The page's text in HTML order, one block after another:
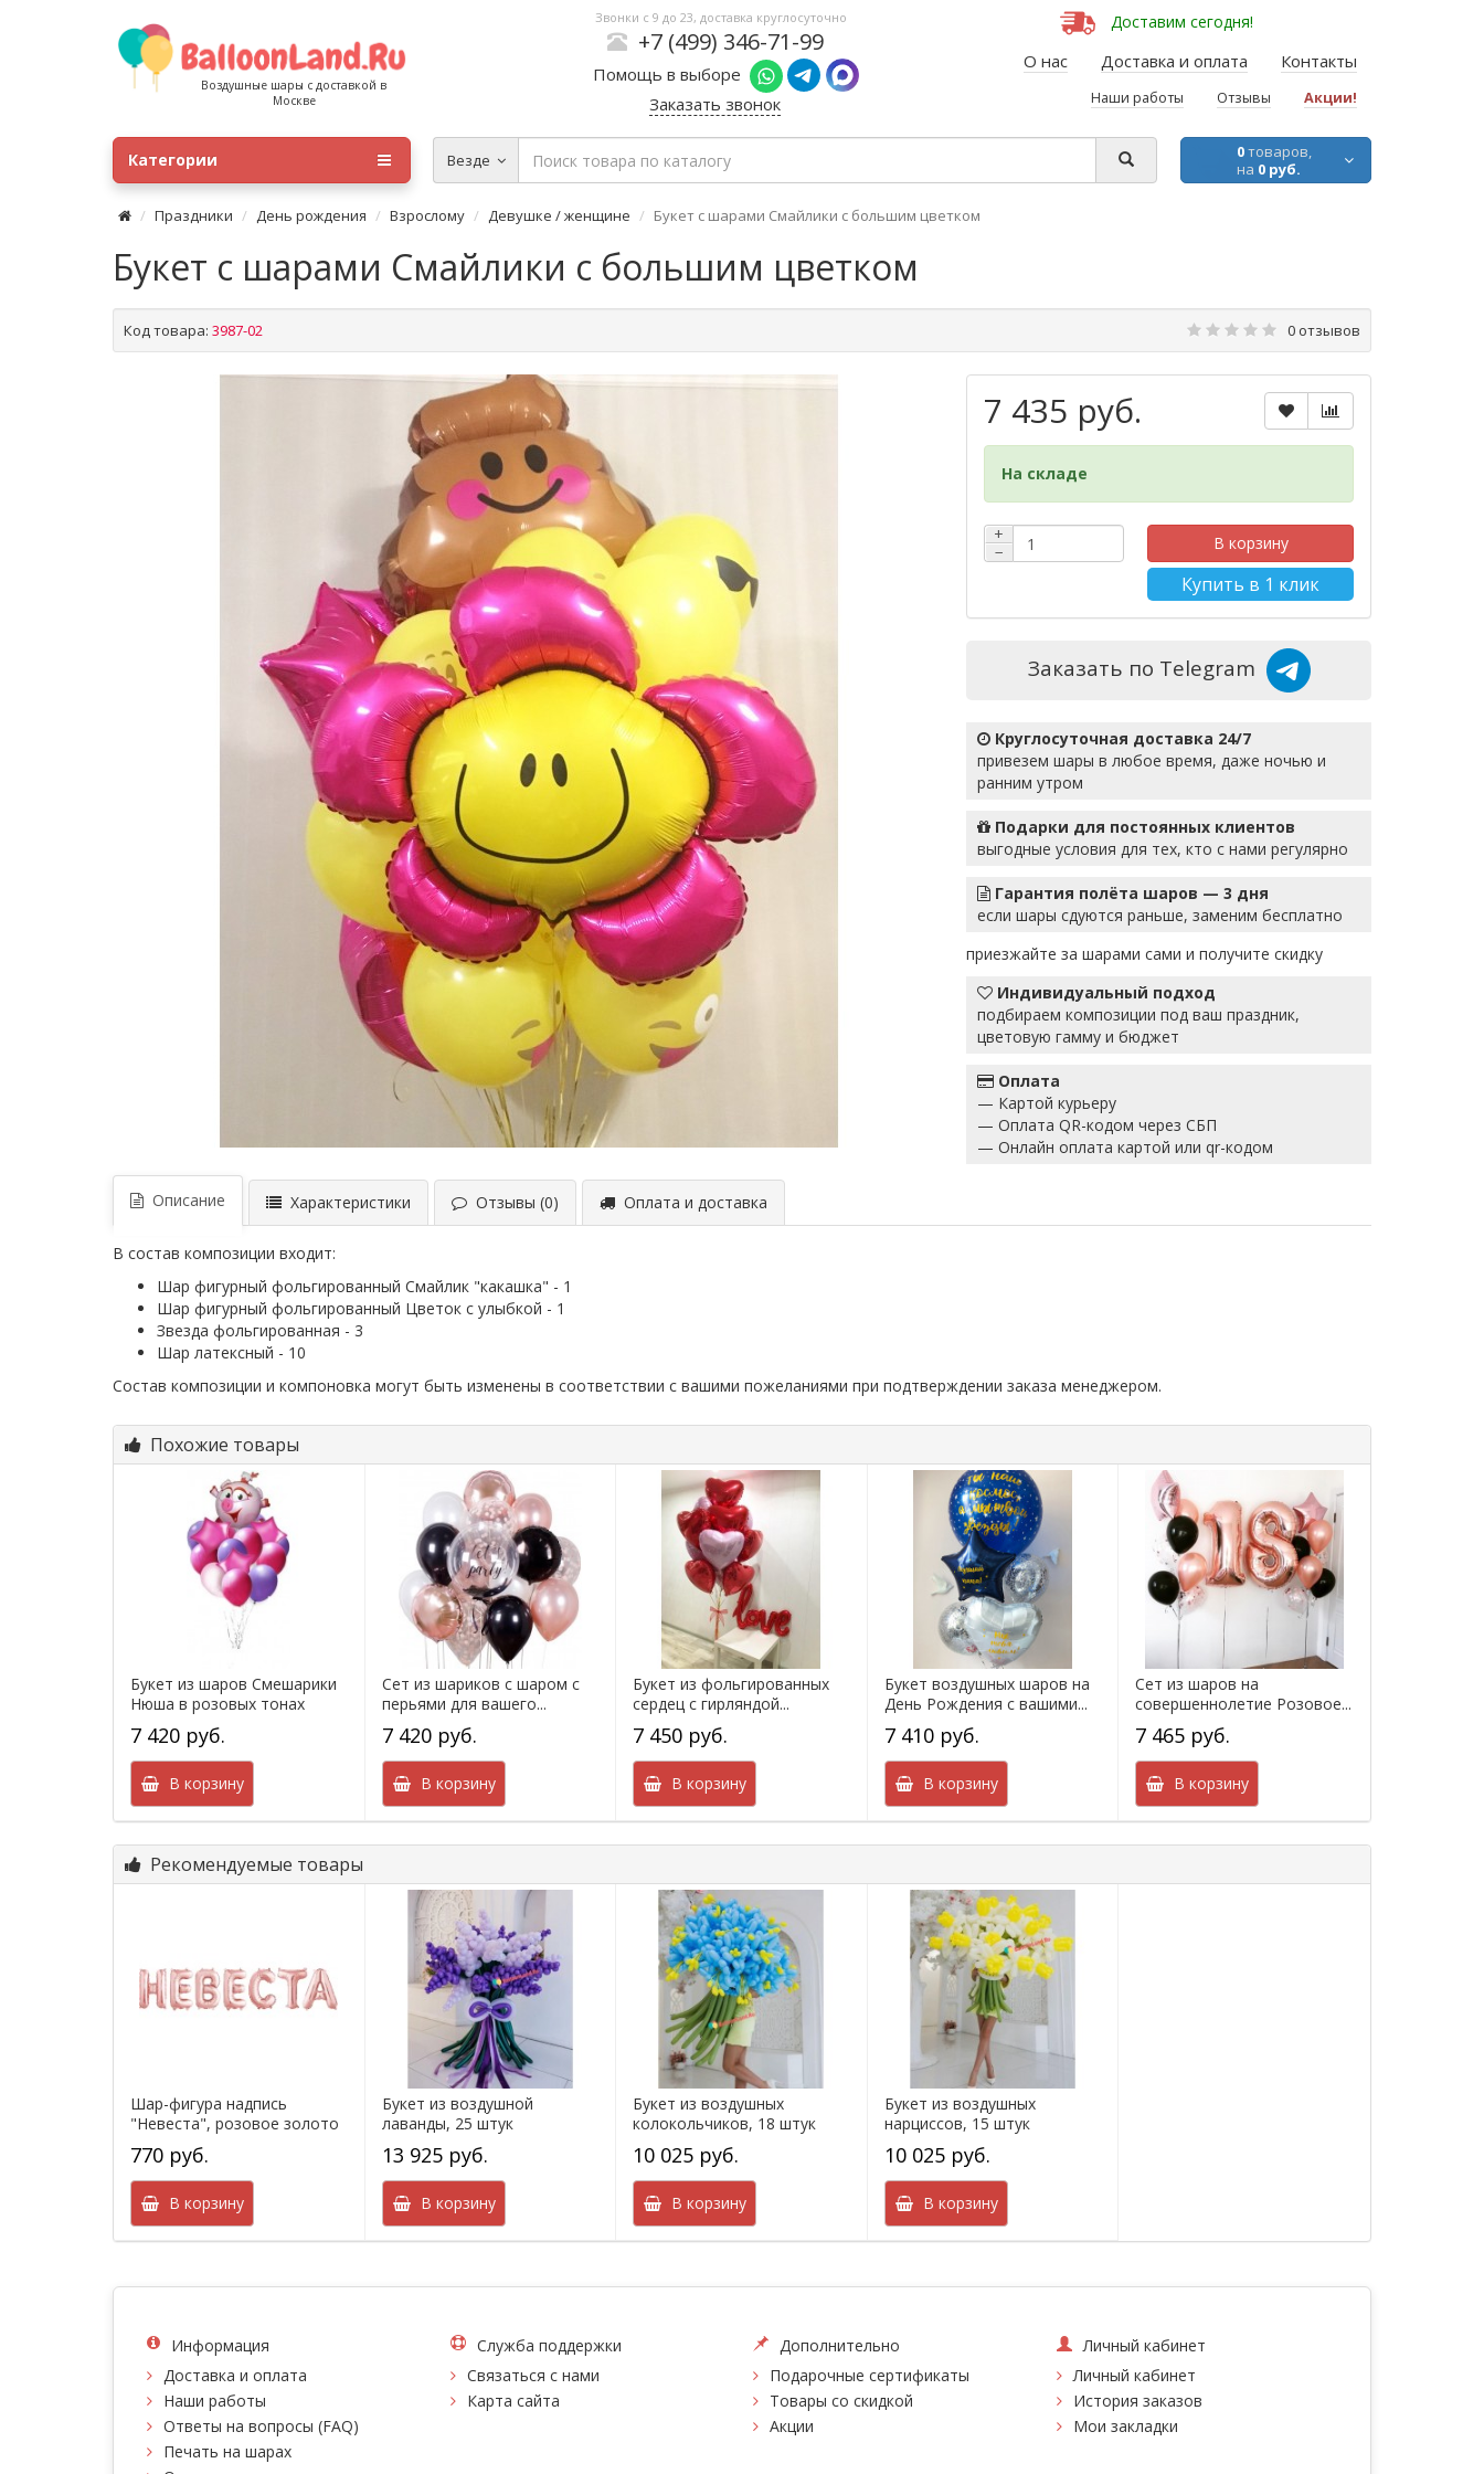
Воздушные шары с доставкой в
Москве
Звонки с 9 до 23, доставка круглосуточно
+7 (499) 346-71-99
Помощь в выборе
Заказать звонок
Доставим сегодня!
О нас Доставка и оплата Контакты
Наши работы Отзывы Акции!
Везде 0товаров,
на 0 руб.
Категории
Праздники День рождения Взрослому Девушке / женщине Букет с шарами Смайлики с большим цветком
Букет с шарами Смайлики с большим цветком
Код товара: 3987-02 0 отзывов
7 435 руб.
На складе
+
−
В корзину
Купить в 1 клик
Заказать по Telegram
Круглосуточная доставка 24/7
привезем шары в любое время, даже ночью и
ранним утром
Подарки для постоянных клиентов
выгодные условия для тех, кто с нами регулярно
Гарантия полёта шаров — 3 дня
если шары сдуются раньше, заменим бесплатно
приезжайте за шарами сами и получите скидку
Индивидуальный подход
подбираем композиции под ваш праздник,
цветовую гамму и бюджет
Оплата
— Картой курьеру
— Оплата QR-кодом через СБП
— Онлайн оплата картой или qr-кодом
Описание Характеристики Отзывы (0) Оплата и доставка
В состав композиции входит:
Шар фигурный фольгированный Смайлик "какашка" - 1
Шар фигурный фольгированный Цветок с улыбкой - 1
Звезда фольгированная - 3
Шар латексный - 10
Состав композиции и компоновка могут быть изменены в соответствии с вашими пожеланиями при подтверждении заказа менеджером.
Похожие товары
Букет из шаров Смешарики
Нюша в розовых тонах
7 420 руб.
В корзину
Сет из шариков с шаром с
перьями для вашего...
7 420 руб.
В корзину
Букет из фольгированных
сердец с гирляндой...
7 450 руб.
В корзину
Букет воздушных шаров на
День Рождения с вашими...
7 410 руб.
В корзину
Сет из шаров на
совершеннолетие Розовое...
7 465 руб.
В корзину
Рекомендуемые товары
Шар-фигура надпись
"Невеста", розовое золото
770 руб.
В корзину
Букет из воздушной
лаванды, 25 штук
13 925 руб.
В корзину
Букет из воздушных
колокольчиков, 18 штук
10 025 руб.
В корзину
Букет из воздушных
нарциссов, 15 штук
10 025 руб.
В корзину
Информация
Доставка и оплата
Наши работы
Ответы на вопросы (FAQ)
Печать на шарах
Служба поддержки
Связаться с нами
Карта сайта
Дополнительно
Подарочные сертификаты
Товары со скидкой
Акции
Личный кабинет
Личный кабинет
История заказов
Мои закладки